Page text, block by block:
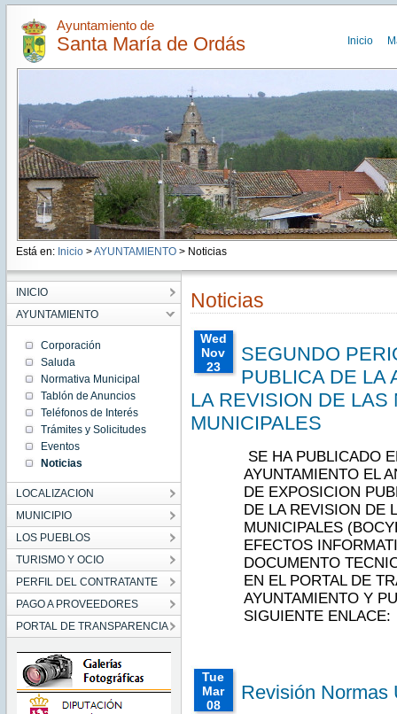
Ayuntamiento de
Santa María de Ordás Inicio
Está en: Inicio >AYUNTAMIENTO> Noticias
INICIO
AYUNTAMIENTO
Corporación
Saluda
Normativa Municipal
Tablón de Anuncios
Teléfonos de Interés
Trámites y Solicitudes
Eventos
Noticias
LOCALIZACION
MUNICIPIO
LOS PUEBLOS
TURISMO Y OCIO
PERFIL DEL CONTRATANTE
PAGO A PROVEEDORES
PORTAL DE TRANSPARENCIA
Noticias
Wed
Nov
23
00:00:00
CET
2022
Wed
Nov 23
SEGUNDO
PUBLICA DE LA
LA REVISION DE
MUNICIPALES
SE HA PUBLICADO
AYUNTAMIENTO EL
DE EXPOSICION
DE LA REVISION DE
MUNICIPALES
EFECTOS
DOCUMENTO
EN EL PORTAL DE
AYUNTAMIENTO Y
SIGUIENTE ENLACE:
Tue
Mar
08
Revisión Normas